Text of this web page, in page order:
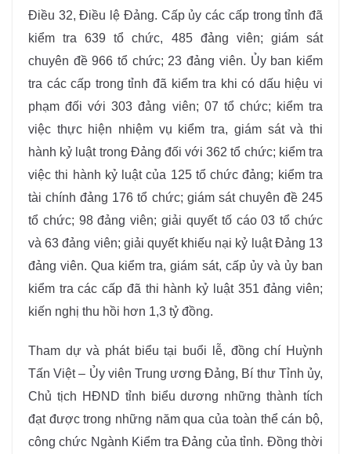
Điều 32, Điều lệ Đảng. Cấp ủy các cấp trong tỉnh đã
kiểm tra 639 tổ chức, 485 đảng viên; giám sát
chuyên đề 966 tổ chức; 23 đảng viên. Ủy ban kiểm
tra các cấp trong tỉnh đã kiểm tra khi có dấu hiệu vi
phạm đối với 303 đảng viên; 07 tổ chức; kiểm tra
việc thực hiện nhiệm vụ kiểm tra, giám sát và thi
hành kỷ luật trong Đảng đối với 362 tổ chức; kiểm tra
việc thi hành kỷ luật của 125 tổ chức đảng; kiểm tra
tài chính đảng 176 tổ chức; giám sát chuyên đề 245
tổ chức; 98 đảng viên; giải quyết tố cáo 03 tổ chức
và 63 đảng viên; giải quyết khiếu nại kỷ luật Đảng 13
đảng viên. Qua kiểm tra, giám sát, cấp ủy và ủy ban
kiểm tra các cấp đã thi hành kỷ luật 351 đảng viên;
kiến nghị thu hồi hơn 1,3 tỷ đồng.
Tham dự và phát biểu tại buổi lễ, đồng chí Huỳnh
Tấn Việt – Ủy viên Trung ương Đảng, Bí thư Tỉnh ủy,
Chủ tịch HĐND tỉnh biểu dương những thành tích
đạt được trong những năm qua của toàn thể cán bộ,
công chức Ngành Kiểm tra Đảng của tỉnh. Đồng thời